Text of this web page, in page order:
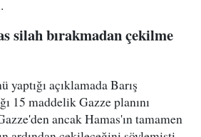
silah bırakmadan çekilme
yaptığı açıklamada Barış
15 maddelik Gazze planını
ancak Hamas'ın tamamen